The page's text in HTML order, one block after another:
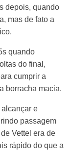
depois, quando
mas de fato a
quando
do final,
cumprir a
borracha macia.
e
passagem
Vettel era de
rápido do que a